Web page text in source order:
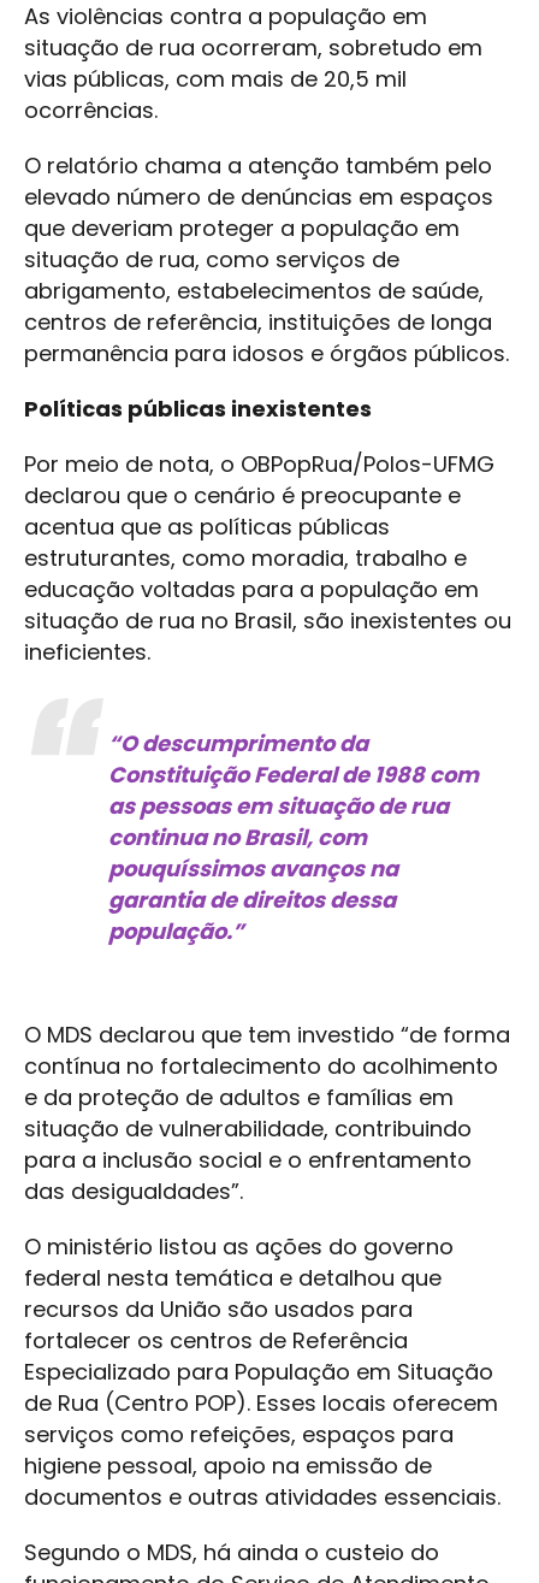
As violências contra a população em
situação de rua ocorreram, sobretudo em
vias públicas, com mais de 20,5 mil
ocorrências.
O relatório chama a atenção também pelo
elevado número de denúncias em espaços
que deveriam proteger a população em
situação de rua, como serviços de
abrigamento, estabelecimentos de saúde,
centros de referência, instituições de longa
permanência para idosos e órgãos públicos.
Políticas públicas inexistentes
Por meio de nota, o OBPopRua/Polos-UFMG
declarou que o cenário é preocupante e
acentua que as políticas públicas
estruturantes, como moradia, trabalho e
educação voltadas para a população em
situação de rua no Brasil, são inexistentes ou
ineficientes.
“O descumprimento da
Constituição Federal de 1988 com
as pessoas em situação de rua
continua no Brasil, com
pouquíssimos avanços na
garantia de direitos dessa
população.”
O MDS declarou que tem investido “de forma
contínua no fortalecimento do acolhimento
e da proteção de adultos e famílias em
situação de vulnerabilidade, contribuindo
para a inclusão social e o enfrentamento
das desigualdades”.
O ministério listou as ações do governo
federal nesta temática e detalhou que
recursos da União são usados para
fortalecer os centros de Referência
Especializado para População em Situação
de Rua (Centro POP). Esses locais oferecem
serviços como refeições, espaços para
higiene pessoal, apoio na emissão de
documentos e outras atividades essenciais.
Segundo o MDS, há ainda o custeio do